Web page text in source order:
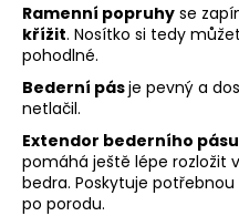
Ramenní popruhy se
křížit. Nosítko si tedy
pohodlné.
Bederní pásje pevný a
netlačil.
Extendor bederního pásu
pomáhá ještě lépe rozložit
bedra. Poskytuje
po porodu.